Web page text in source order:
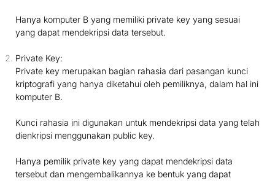
Hanya komputer B yang memiliki private key yang sesuai
yang dapat mendekripsi data tersebut.
Private Key:
Private key merupakan bagian rahasia dari pasangan kunci
kriptografi yang hanya diketahui oleh pemiliknya, dalam hal ini
komputer B.
Kunci rahasia ini digunakan untuk mendekripsi data yang telah
dienkripsi menggunakan public key.
Hanya pemilik private key yang dapat mendekripsi data
tersebut dan mengembalikannya ke bentuk yang dapat